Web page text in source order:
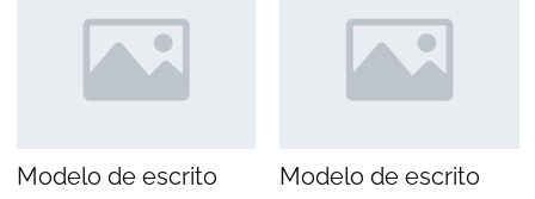
Modelo de escrito Modelo de escrito